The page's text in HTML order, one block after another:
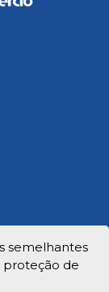
semelhantes
proteção de